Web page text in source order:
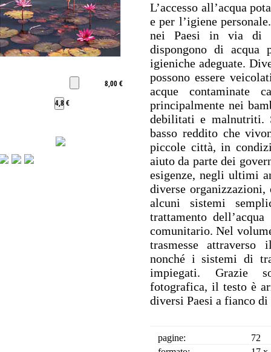
8,00 €
4,8 €
L’accesso all’acqua
e per l’igiene
nei Paesi in via di
dispongono di acqua
igieniche adeguate.
possono essere
acque contaminate
principalmente nei
debilitati e malnutriti.
basso reddito che
piccole città, in
aiuto da parte dei
esigenze, negli ultimi
diverse
alcuni sistemi
trattamento
comunitario. Nel
trasmesse attraverso
nonché i sistemi di
impiegati. Grazie
fotografica, il testo è
diversi Paesi a fianco
pagine:
72